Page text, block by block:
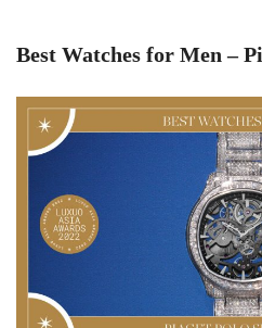
Best Watches for Men –